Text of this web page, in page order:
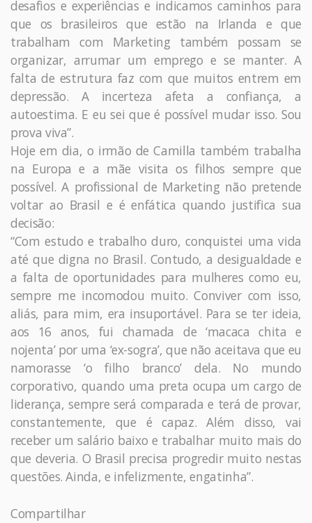
desafios e experiências e indicamos caminhos para
que os brasileiros que estão na Irlanda e que
trabalham com Marketing também possam se
organizar, arrumar um emprego e se manter. A
falta de estrutura faz com que muitos entrem em
depressão. A incerteza afeta a confiança, a
autoestima. E eu sei que é possível mudar isso. Sou
prova viva”.
Hoje em dia, o irmão de Camilla também trabalha
na Europa e a mãe visita os filhos sempre que
possível. A profissional de Marketing não pretende
voltar ao Brasil e é enfática quando justifica sua
decisão:
“Com estudo e trabalho duro, conquistei uma vida
até que digna no Brasil. Contudo, a desigualdade e
a falta de oportunidades para mulheres como eu,
sempre me incomodou muito. Conviver com isso,
aliás, para mim, era insuportável. Para se ter ideia,
aos 16 anos, fui chamada de ‘macaca chita e
nojenta’ por uma ‘ex-sogra’, que não aceitava que eu
namorasse ‘o filho branco’ dela. No mundo
corporativo, quando uma preta ocupa um cargo de
liderança, sempre será comparada e terá de provar,
constantemente, que é capaz. Além disso, vai
receber um salário baixo e trabalhar muito mais do
que deveria. O Brasil precisa progredir muito nestas
questões. Ainda, e infelizmente, engatinha”.
Compartilhar